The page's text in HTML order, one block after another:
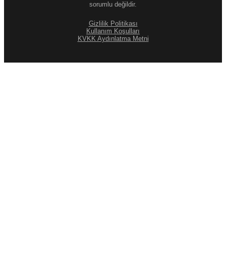
sorumlu değildir.
Gizlilik Politikası
Kullanım Koşulları
KVKK Aydınlatma Metni